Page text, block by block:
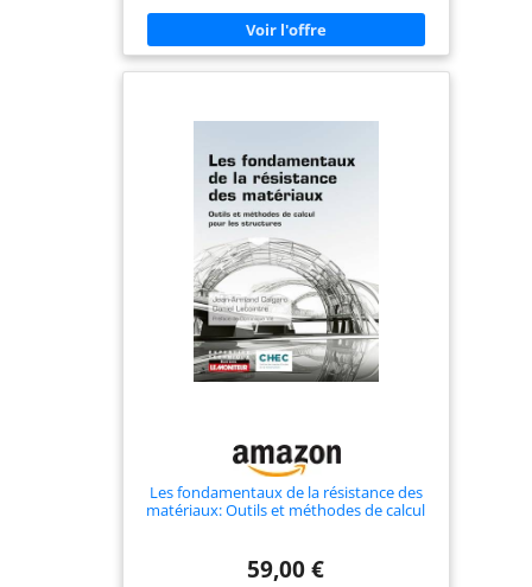
Les fondamentaux de la résistance des
matériaux: Outils et méthodes de calcul
59,00 €